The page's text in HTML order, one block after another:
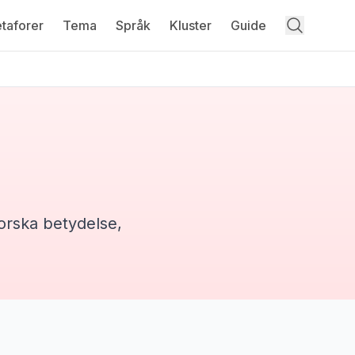
Tema Språk Kluster Guide
betydelse,